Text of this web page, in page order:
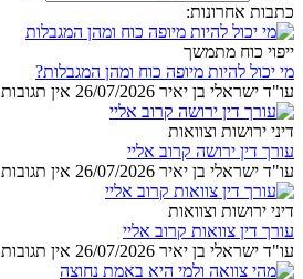
כתבות אחרונות:
ייפוי כוח מתמשך
מי יכול להיות מיופה כוח ומהן המגבלות?
עו"ד ישראלי בן יאיר 26/07/2026 אין תגובות
דיני ירושות וצוואות
עורך דין ירושה קרוב אליי
עו"ד ישראלי בן יאיר 26/07/2026 אין תגובות
דיני ירושות וצוואות
עורך דין צוואות קרוב אליי
עו"ד ישראלי בן יאיר 26/07/2026 אין תגובות